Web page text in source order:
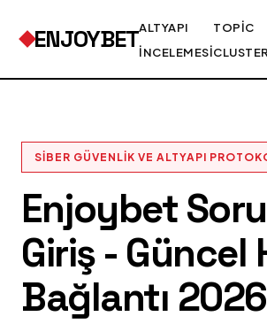
ENJOYBETALTYAPI
İNCELEMESI
TOPIC
SIBER GÜVENLIK VE ALTYAPI
Enjoybet
Giriş - Güncel
Bağlantı 2026